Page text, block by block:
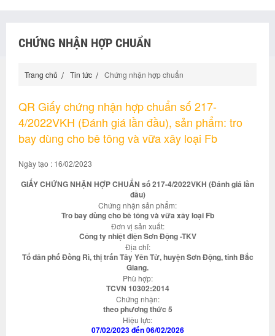
CHỨNG NHẬN HỢP CHUẨN
Trang chủ Tin tức Chứng nhận hợp chuẩn
QR Giấy chứng nhận hợp chuẩn số 217-
4/2022VKH (Đánh giá lần đầu), sản phẩm: tro
bay dùng cho bê tông và vữa xây loại Fb
Ngày tạo : 16/02/2023
GIẤY CHỨNG NHẬN HỢP CHUẨN số 217-4/2022VKH (Đánh giá lần
đầu)
Chứng nhận sản phẩm:
Tro bay dùng cho bê tông và vữa xây loại Fb
Đơn vị sản xuất:
Công ty nhiệt điện Sơn Động -TKV
Địa chỉ:
Tổ dân phố Đồng Rì, thị trấn Tây Yên Tử, huyện Sơn Động, tỉnh Bắc
Giang.
Phù hợp:
TCVN 10302:2014
Chứng nhận:
theo phương thức 5
Hiệu lực:
07/02/2023 đến 06/02/2026